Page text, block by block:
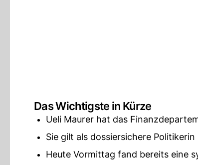
Das Wichtigste in Kürze
Ueli Maurer hat das
Sie gilt als dossiersichere
Heute Vormittag fand bereits eine